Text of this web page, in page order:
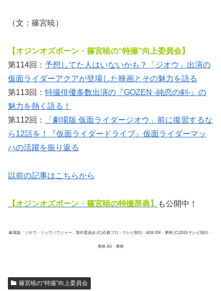
（文：篠宮暁）
【オジンオズボーン・篠宮暁の“特撮”向上委員会】
第114回： 予想してた人はいないかも？「ジオウ」出演の
仮面ライダーアクアが登場した映画とその魅力を語る
第113回： 特撮俳優多数出演の『GOZEN -純恋の剣-』の
魅力を熱く語る！
第112回：
「劇場版 仮面ライダージオウ」前に復習するな
ら12話を！『仮面ライダードライブ』仮面ライダーマッ
ハの活躍を振り返る
以前の記事はこちらから
【オジンオズボーン ・篠宮暁の特撮辞典】 も公開中！
劇場版「ジオウ・リュウソウジャー」製作委員会 (C)石森プロ・テレビ朝日・ADK EM・東映 (C)2019 テレビ朝日・
東映 AG・東映
篠宮暁の“特撮”向上委員会